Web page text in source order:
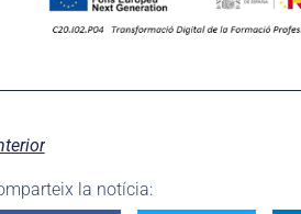
la notícia: